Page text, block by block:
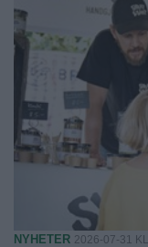
NYHETER 2026-07-31